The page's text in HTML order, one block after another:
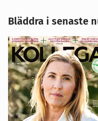
Bläddra i senaste